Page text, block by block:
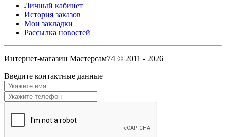
Личный кабинет
История заказов
Мои закладки
Рассылка новостей
Интернет-магазин Мастерсам74 © 2011 - 2026
Введите контактные данные